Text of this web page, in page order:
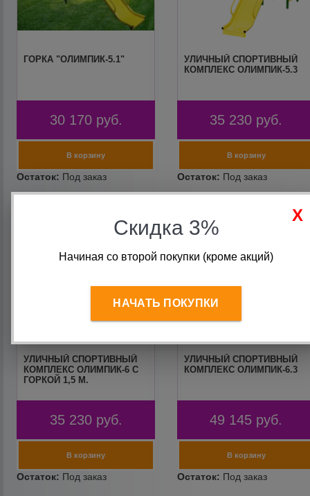
ГОРКА "ОЛИМПИК-5.1"
30 170 руб.
УЛИЧНЫЙ СПОРТИВНЫЙ
КОМПЛЕКС ОЛИМПИК-5.3
35 230 руб.
УЛИЧНЫЙ СПОРТИВНЫЙ
КОМПЛЕКС ОЛИМПИК-6 С
ГОРКОЙ 1,5 М.
35 230 руб.
УЛИЧНЫЙ СПОРТИВНЫЙ
КОМПЛЕКС ОЛИМПИК-6.3
49 145 руб.
Скидка 3%
Начиная со второй покупки (кроме акций)
НАЧАТЬ ПОКУПКИ